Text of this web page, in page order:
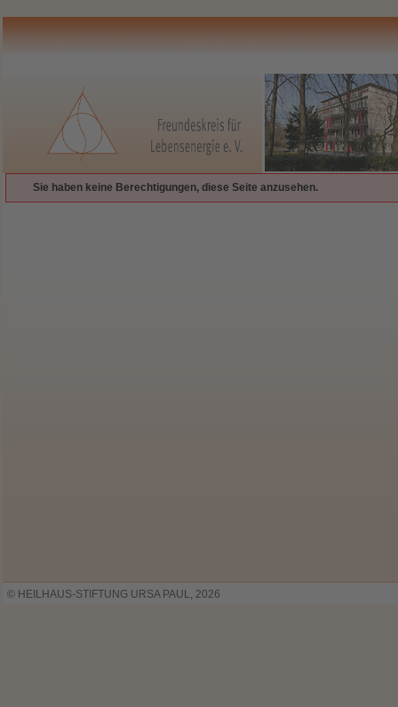
Sie haben keine Berechtigungen, diese Seite anzusehen.
© HEILHAUS-STIFTUNG URSA PAUL, 2026